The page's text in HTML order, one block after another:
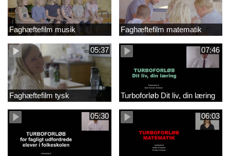
Faghæftefilm musik Faghæftefilm matematik
05:37
Faghæftefilm tysk
07:46
Turboforløb Dit liv, din læring
05:30 06:03